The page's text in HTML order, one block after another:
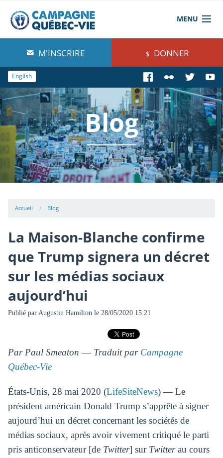
MENU
À propos de nous
Blog
Comprendre
Agir
Boutique
M'INSCRIRE DONNER
English
Blog
Accueil Blog
La Maison-Blanche confirme
que Trump signera un décret
sur les médias sociaux
aujourd’hui
Publié par Augustin Hamilton le 28/05/2020 15:21
Par Paul Smeaton ― Traduit par Campagne
Québec-Vie
États-Unis, 28 mai 2020 (LifeSiteNews) — Le
président américain Donald Trump s’apprête à signer
aujourd’hui un décret concernant les sociétés de
médias sociaux, après avoir vivement critiqué le parti
pris anticonservateur [de Twitter] sur Twitterau cours